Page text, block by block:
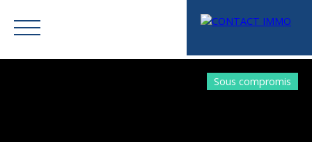
Sous compromis